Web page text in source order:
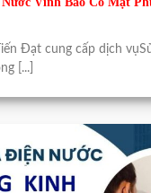
Đạt cung cấp dịch
[...]